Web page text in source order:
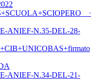
ANIEF-N.35-DEL-28-
ANIEF-N.34-DEL-21-